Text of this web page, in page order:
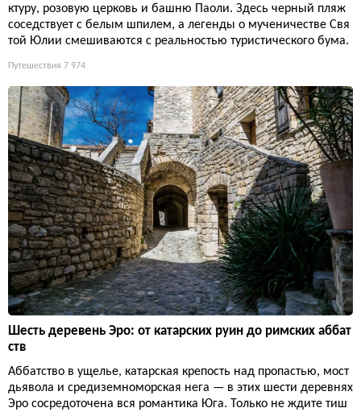
ктуру, розовую церковь и башню Паоли. Здесь черный пляж
соседствует с белым шпилем, а легенды о мученичестве Свя
той Юлии смешиваются с реальностью туристического бума.
Путешествия 7 974
Шесть деревень Эро: от катарских руин до римских аббат
ств
Аббатство в ущелье, катарская крепость над пропастью, мост
дьявола и средиземноморская нега — в этих шести деревнях
Эро сосредоточена вся романтика Юга. Только не ждите тиш